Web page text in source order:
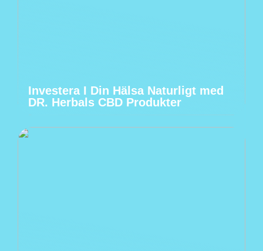
Investera I Din Hälsa Naturligt med
DR. Herbals CBD Produkter